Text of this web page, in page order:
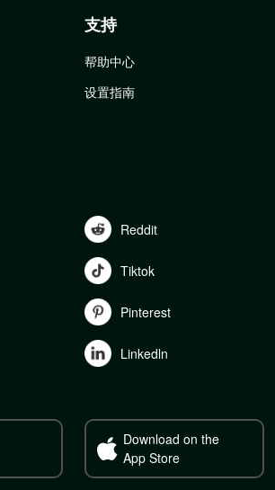
支持
帮助中心
设置指南
Reddit
Tiktok
Pinterest
Linkedln
Download on the
App Store